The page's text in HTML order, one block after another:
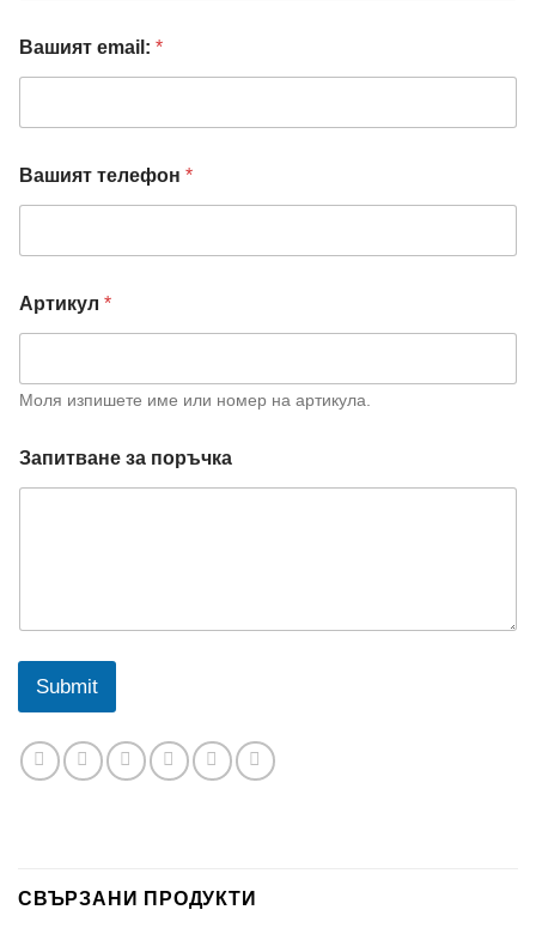
о
н
В
ш
я
Вашият email: *
Вашият телефон *
Артикул *
Моля изпишете име или номер на артикула.
Запитване за поръчка
Submit
СВЪРЗАНИ ПРОДУКТИ